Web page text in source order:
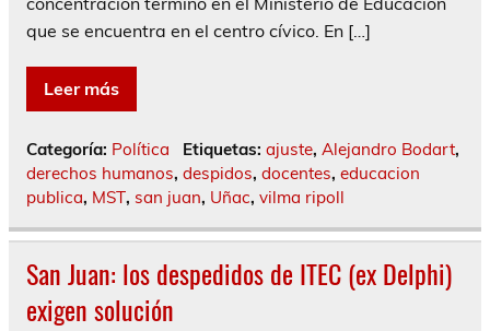
que se encuentra en el centro cívico. En […]
Leer más
Categoría: Política Etiquetas: ajuste, Alejandro Bodart,
derechos humanos, despidos, docentes, educacion
publica, MST, san juan, Uñac, vilma ripoll
San Juan: los despedidos de ITEC (ex Delphi)
exigen solución